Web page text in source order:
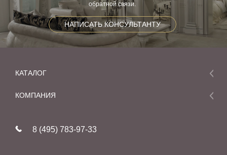
обратной связи.
НАПИСАТЬ КОНСУЛЬТАНТУ
КАТАЛОГ
Мебель
КОМПАНИЯ
Реставрация
8 (495) 783-97-33